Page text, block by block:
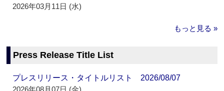
2026年03月11日 (水)
もっと見る »
Press Release Title List
プレスリリース・タイトルリスト 2026/08/07